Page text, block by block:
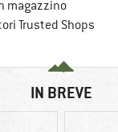
magazzino
Trusted Shops
IN BREVE